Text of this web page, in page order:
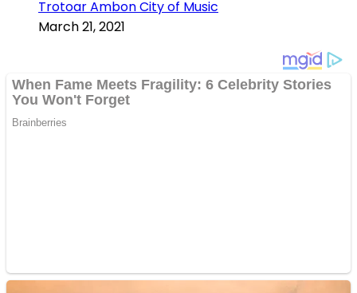
Trotoar Ambon City of Music
March 21, 2021